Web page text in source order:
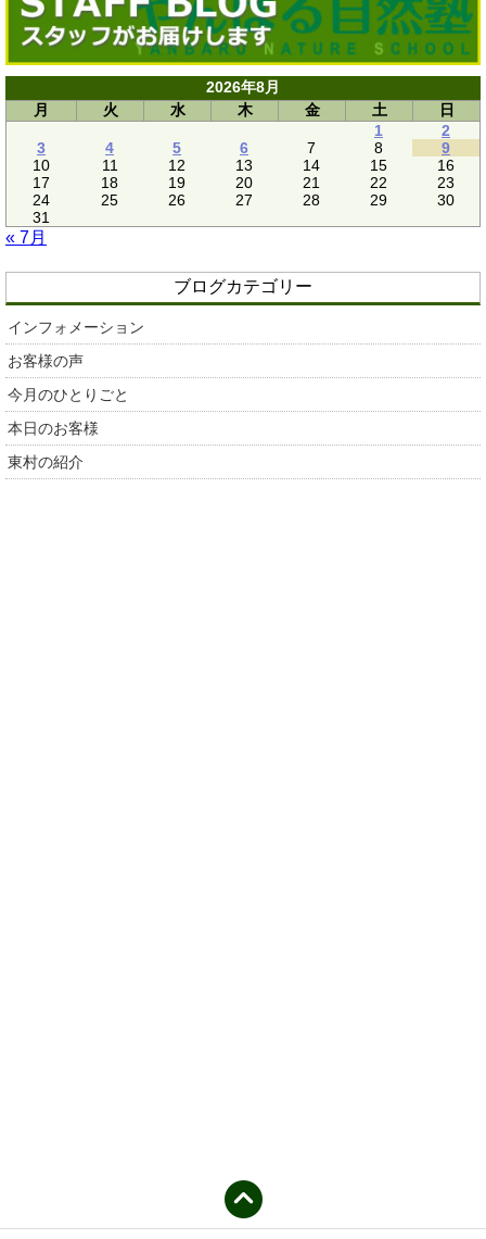
2026年8月
月
火 水 木 金 土
日
1
2
3
4 5 6 7 8
9
10
11 12 13 14 15
16
17
18 19 20 21 22
23
24
25 26 27 28 29
30
31
« 7月
ブログカテゴリー
インフォメーション
お客様の声
今月のひとりごと
本日のお客様
東村の紹介